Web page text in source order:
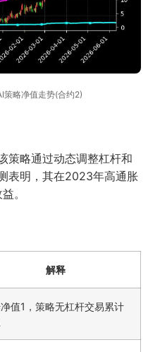
策略净值走势(合约2)
策略通过动态调整杠杆和
表明，其在2023年高通胀
。
解释
值1，策略无杠杆交易累计